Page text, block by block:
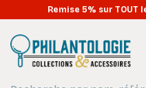
Remise 5% sur TOUT